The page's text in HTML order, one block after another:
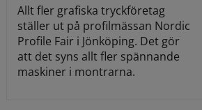
Allt fler grafiska tryckföretag
ställer ut på profilmässan Nordic
Profile Fair i Jönköping. Det gör
att det syns allt fler spännande
maskiner i montrarna.